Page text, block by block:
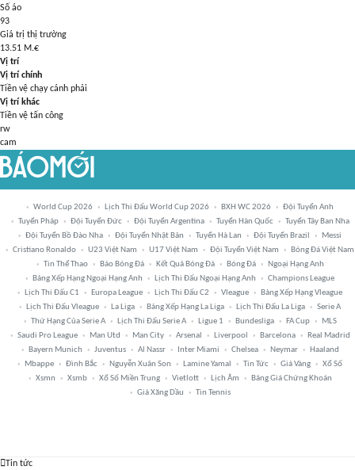
Số áo
93
Giá trị thị trường
13.51 M.€
Vị trí
Vị trí chính
Tiền vệ chạy cánh phải
Vị trí khác
Tiền vệ tấn công
rw
cam
World Cup 2026 Lịch Thi Đấu World Cup 2026 BXH WC 2026
Đội Tuyển Anh
Tuyển Pháp
Đội Tuyển Đức Đội Tuyển Argentina Tuyển Hàn Quốc
Tuyển Tây Ban Nha
Đội Tuyển Bồ Đào Nha
Đội Tuyển Nhật Bản Tuyển Hà Lan Đội Tuyển Brazil
Messi
Cristiano Ronaldo
U23 Việt Nam U17 Việt Nam Đội Tuyển Việt Nam
Bóng Đá Việt Nam
Tin Thể Thao
Báo Bóng Đá Kết Quả Bóng Đá Bóng Đá
Ngoại Hạng Anh
Bảng Xếp Hạng Ngoại Hạng Anh
Lịch Thi Đấu Ngoại Hạng Anh
Champions League
Lịch Thi Đấu C1
Europa League Lịch Thi Đấu C2 Vleague
Bảng Xếp Hạng Vleague
Lịch Thi Đấu Vleague
La Liga Bảng Xếp Hạng La Liga Lịch Thi Đấu La Liga
Serie A
Thứ Hạng Của Serie A
Lịch Thi Đấu Serie A Ligue 1 Bundesliga FA Cup
MLS
Saudi Pro League
Man Utd Man City Arsenal Liverpool Barcelona
Real Madrid
Bayern Munich
Juventus Al Nassr Inter Miami Chelsea Neymar
Haaland
Mbappe
Đình Bắc Nguyễn Xuân Son Lamine Yamal Tin Tức Giá Vàng
Xổ Số
Xsmn
Xsmb Xổ Số Miền Trung Vietlott Lịch Âm
Bảng Giá Chứng Khoán
Giá Xăng Dầu
Tin Tennis
Tin tức